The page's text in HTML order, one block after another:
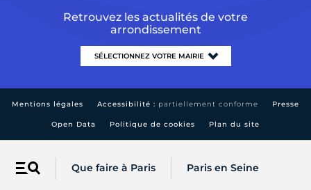
Menu Que faire à Paris Paris en Seine
Retrouvez les actualités de votre
arrondissement
Mentions légales Accessibilité : partiellement conforme Presse
Open Data Politique de cookies Plan du site